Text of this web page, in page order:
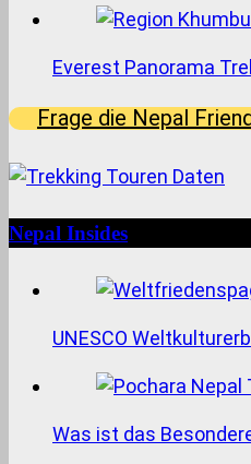
Everest Panorama
Frage die Nepal
Nepal Insides
UNESCO
Was ist das